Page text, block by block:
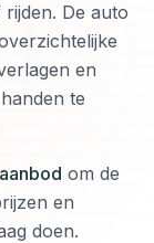
De auto
en
te
om de
en
doen.